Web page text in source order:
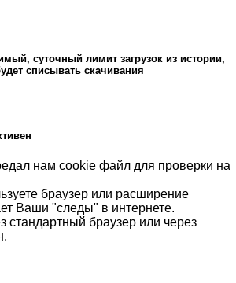
суточный лимит загрузок из истории,
списывать скачивания
нам cookie файл для проверки на
браузер или расширение
Ваши "следы" в интернете.
стандартный браузер или через